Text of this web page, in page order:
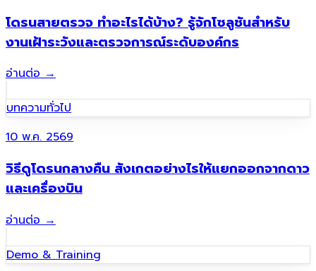
โดรนสายตรวจ ทำอะไรได้บ้าง? รู้จักโซลูชันสำหรับ
งานเฝ้าระวังและตรวจการณ์ระดับองค์กร
อ่านต่อ→
บทความทั่วไป
10 พ.ค. 2569
วิธีดูโดรนกลางคืน สังเกตอย่างไรให้แยกออกจากดาว
และเครื่องบิน
อ่านต่อ →
Demo & Training